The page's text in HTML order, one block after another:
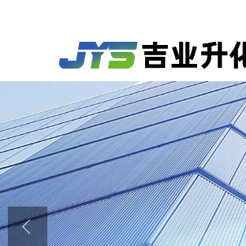
公司首页
公司动态
产品展厅
证书荣誉
联系方式